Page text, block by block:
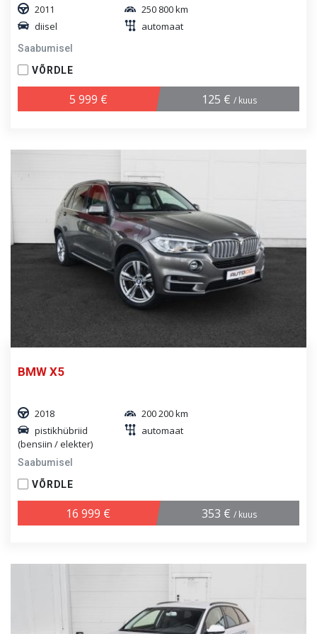
2011
250 800 km
diisel
automaat
Saabumisel
VÕRDLE
5 999 € 125 € / kuus
BMW X5
2018
200 200 km
pistikhübriid
(bensiin / elekter)
automaat
Saabumisel
VÕRDLE
16 999 € 353 € / kuus